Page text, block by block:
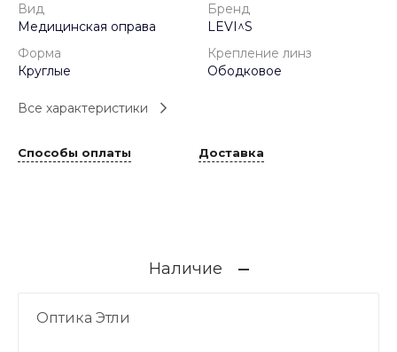
Вид
Медицинская оправа
Бренд
LEVI^S
Форма
Круглые
Крепление линз
Ободковое
Все характеристики
Способы оплаты Доставка
Наличие
Оптика Этли